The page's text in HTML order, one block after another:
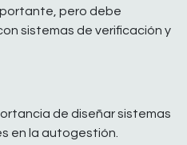
pero debe
sistemas de verificación y
de diseñar sistemas
en la autogestión.